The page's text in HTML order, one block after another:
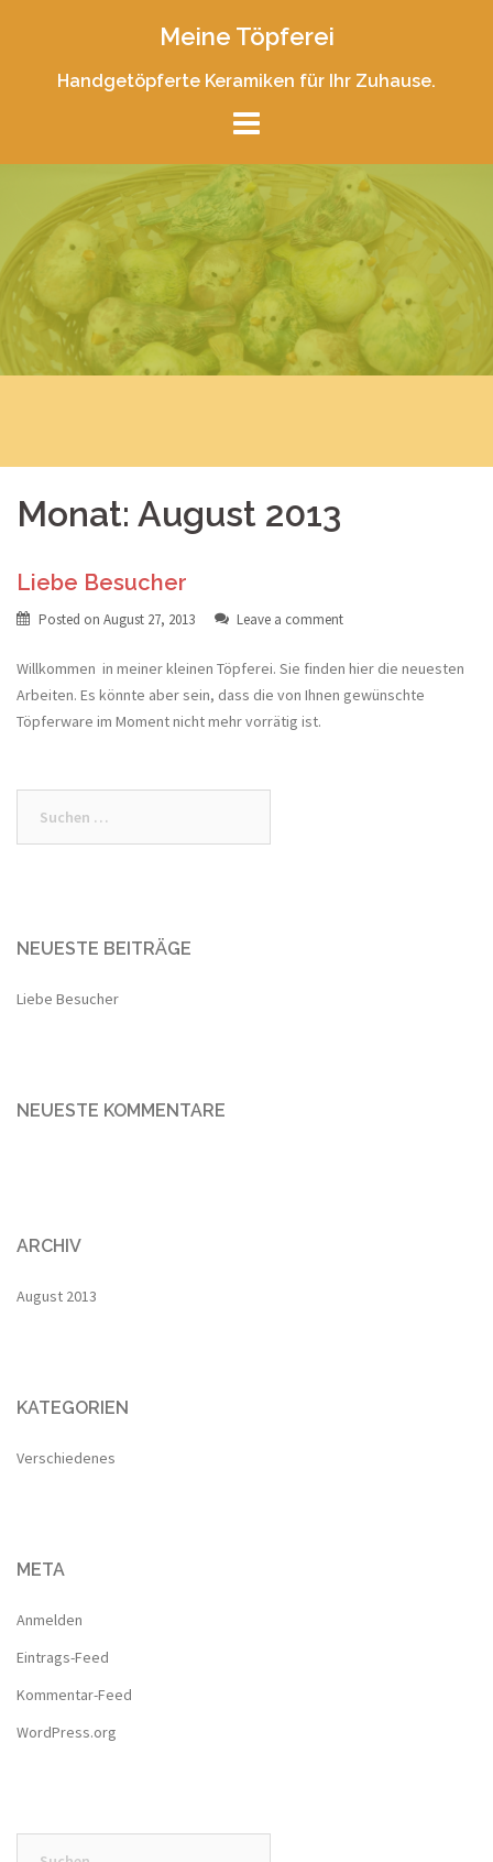
Meine Töpferei
Handgetöpferte Keramiken für Ihr Zuhause.
Monat: August 2013
Liebe Besucher
Posted on August 27, 2013 Leave a comment
Willkommen in meiner kleinen Töpferei. Sie finden hier die neuesten
Arbeiten. Es könnte aber sein, dass die von Ihnen gewünschte
Töpferware im Moment nicht mehr vorrätig ist.
nach:
NEUESTE BEITRÄGE
Liebe Besucher
NEUESTE KOMMENTARE
ARCHIV
August 2013
KATEGORIEN
Verschiedenes
META
Anmelden
Eintrags-Feed
Kommentar-Feed
WordPress.org